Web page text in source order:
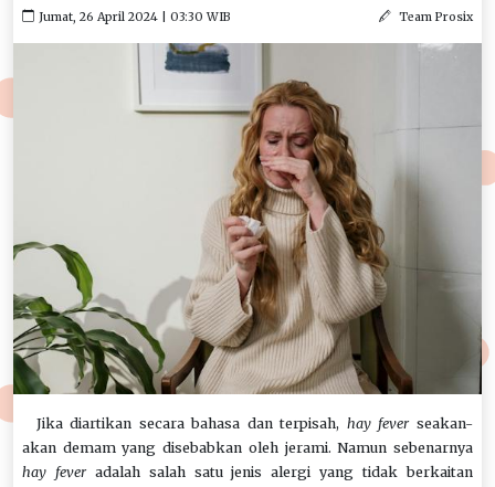
Jumat, 26 April 2024 | 03:30 WIB Team Prosix
Jika diartikan secara bahasa dan terpisah, hay feverseakan-
akan demam yang disebabkan oleh jerami. Namun sebenarnya
hay feveradalah salah satu jenis alergi yang tidak berkaitan